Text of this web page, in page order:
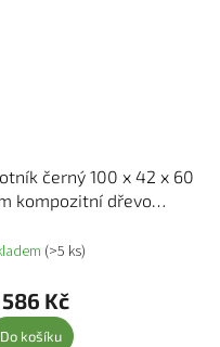
černý 100 x 42 x 60
kompozitní dřevo
(>5 ks)
586 Kč
Do košíku